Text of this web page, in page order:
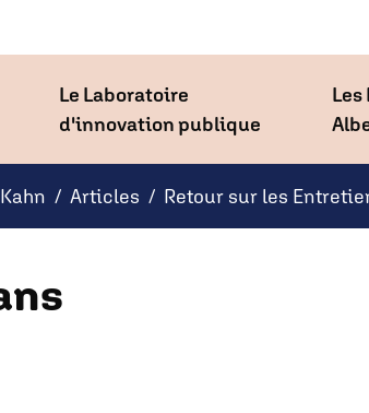
Le Laboratoire
d'innovation publique
Articles Retour sur les